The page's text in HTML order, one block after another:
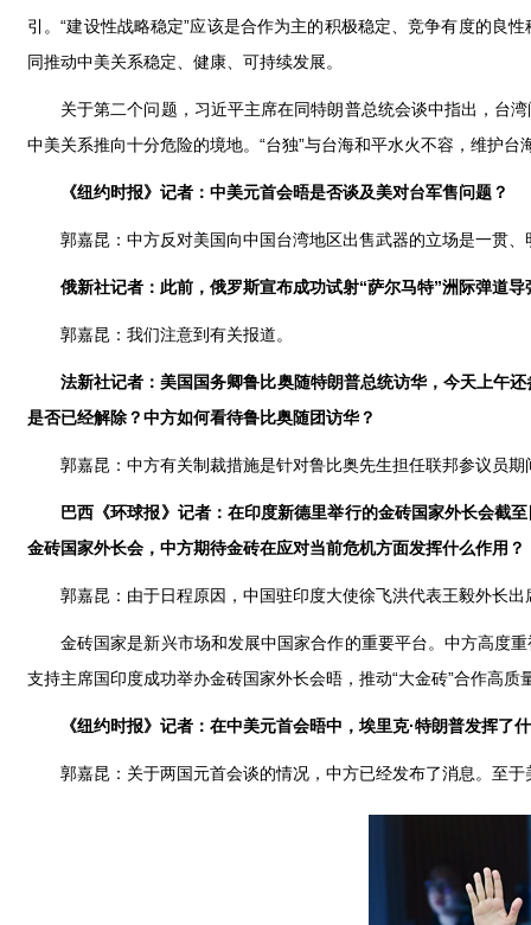
引。“建设性战略稳定”应该是合作为主的积极稳定、竞争有度的良
同推动中美关系稳定、健康、可持续发展。
关于第二个问题，习近平主席在同特朗普总统会谈中指出，台
中美关系推向十分危险的境地。“台独”与台海和平水火不容，维护
《纽约时报》记者：中美元首会晤是否谈及美对台军售问题？
郭嘉昆：中方反对美国向中国台湾地区出售武器的立场是一贯、
俄新社记者：此前，俄罗斯宣布成功试射“萨尔马特”洲际弹道
郭嘉昆：我们注意到有关报道。
法新社记者：美国国务卿鲁比奥随特朗普总统访华，今天上午
是否已经解除？中方如何看待鲁比奥随团访华？
郭嘉昆：中方有关制裁措施是针对鲁比奥先生担任联邦参议员期
巴西《环球报》记者：在印度新德里举行的金砖国家外长会截
金砖国家外长会，中方期待金砖在应对当前危机方面发挥什么作用
郭嘉昆：由于日程原因，中国驻印度大使徐飞洪代表王毅外长
金砖国家是新兴市场和发展中国家合作的重要平台。中方高度
支持主席国印度成功举办金砖国家外长会晤，推动“大金砖”合作高质
《纽约时报》记者：在中美元首会晤中，埃里克·特朗普发挥了
郭嘉昆：关于两国元首会谈的情况，中方已经发布了消息。至